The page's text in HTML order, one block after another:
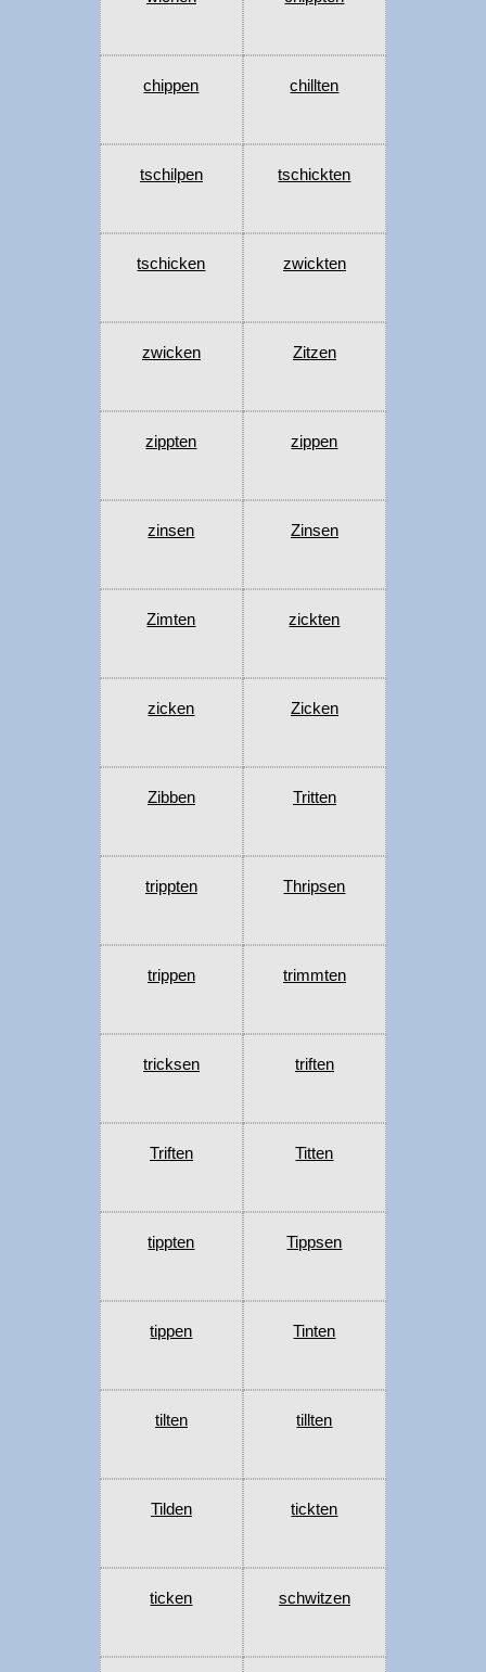
chippen chillten
tschilpen tschickten
tschicken zwickten
zwicken Zitzen
zippten zippen
zinsen Zinsen
Zimten zickten
zicken Zicken
Zibben Tritten
trippten Thripsen
trippen trimmten
tricksen triften
Triften Titten
tippten Tippsen
tippen Tinten
tilten tillten
Tilden tickten
ticken schwitzen